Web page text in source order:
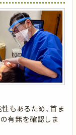
もあるため、首ま
有無を確認しま